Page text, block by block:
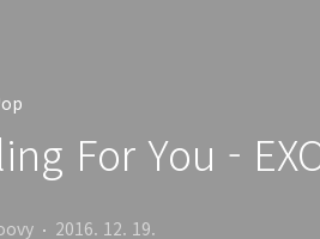
For You -
2016. 12. 19.